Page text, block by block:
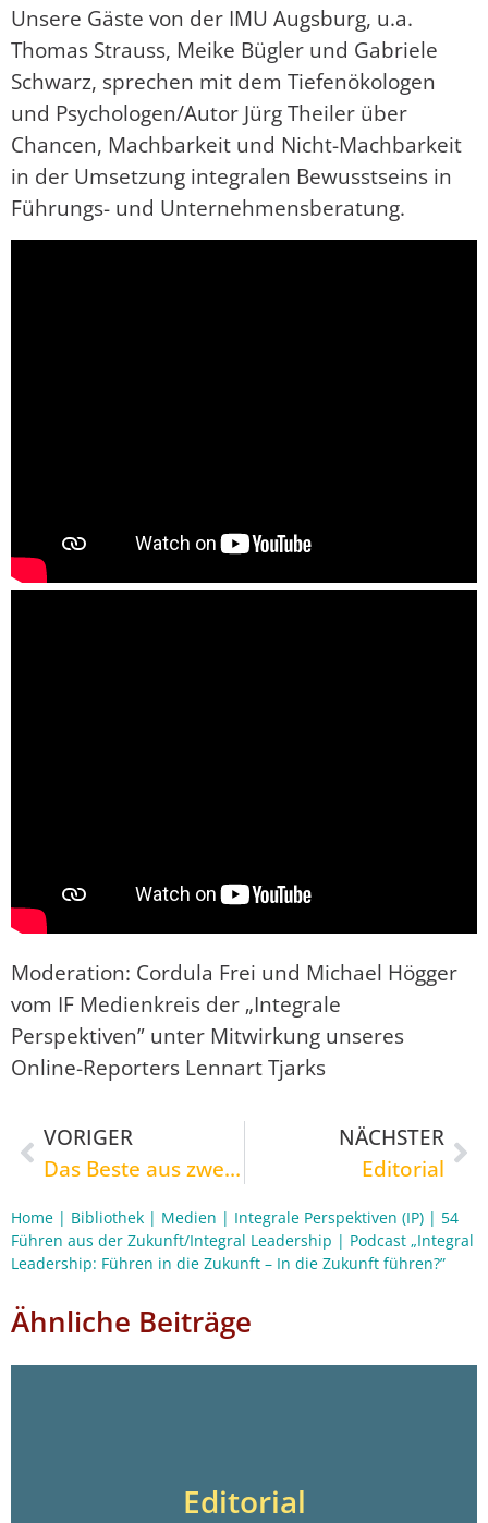
Unsere Gäste von der IMU Augsburg, u.a.
Thomas Strauss, Meike Bügler und Gabriele
Schwarz, sprechen mit dem Tiefenökologen
und Psychologen/Autor Jürg Theiler über
Chancen, Machbarkeit und Nicht-Machbarkeit
in der Umsetzung integralen Bewusstseins in
Führungs- und Unternehmensberatung.
Moderation: Cordula Frei und Michael Högger
vom IF Medienkreis der „Integrale
Perspektiven” unter Mitwirkung unseres
Online-Reporters Lennart Tjarks
VORIGER
Das Beste aus zwei Welten: „Führen IN die Zukunft” und „Führen AUS der Zukunft” – Zwei komplementäre Aspekte einer ganzheitlichen Führung. Von Michael Högger
NÄCHSTER
Editorial
Home | Bibliothek | Medien | Integrale Perspektiven (IP) | 54
Führen aus der Zukunft/Integral Leadership | Podcast „Integral
Leadership: Führen in die Zukunft – In die Zukunft führen?”
Ähnliche Beiträge
Editorial